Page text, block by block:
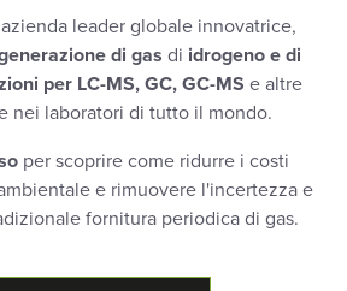
leader globale innovatrice,
di gas di idrogeno e di
per LC-MS, GC, GC-MS e altre
nei laboratori di tutto il mondo.
per scoprire come ridurre i costi
e rimuovere l'incertezza e
fornitura periodica di gas.